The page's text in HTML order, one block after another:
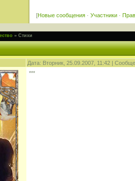
[Новые сообщения · Участники ·
» Стихи
Дата: Вторник, 25.09.2007, 11:42 |
***